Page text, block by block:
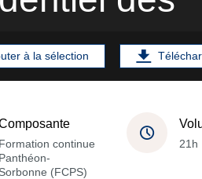
à la sélection
Formation continue
Panthéon-
Sorbonne (FCPS)
21h